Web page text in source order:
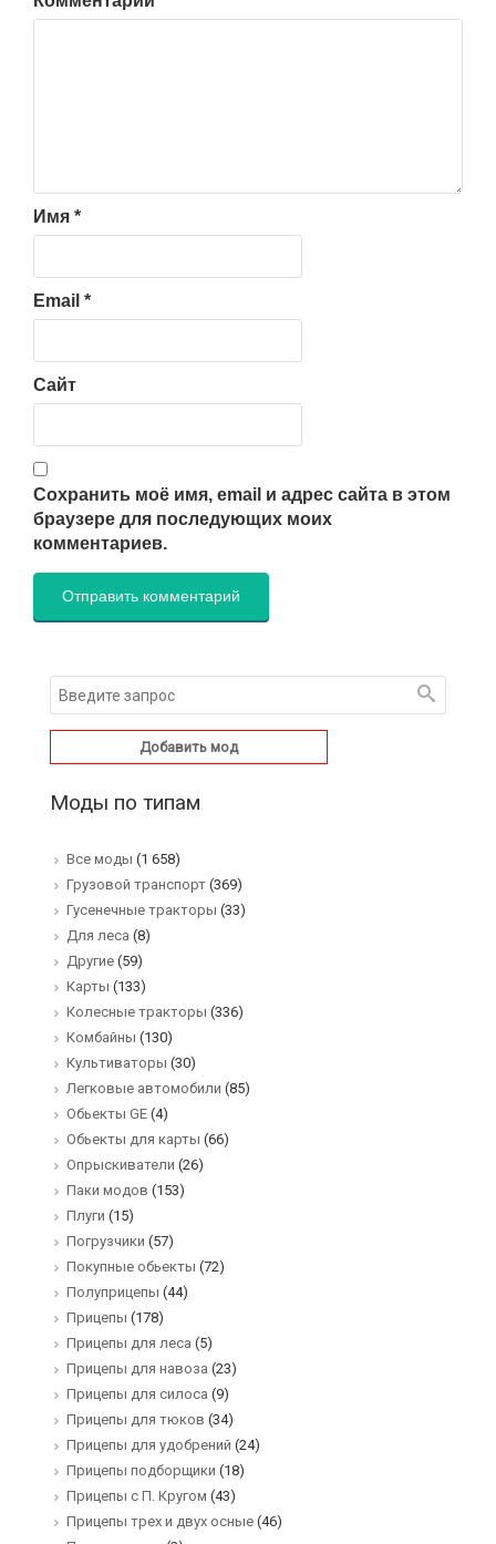
Имя *
Email *
Сайт
Сохранить моё имя, email и адрес сайта в этом
браузере для последующих моих
комментариев.
Добавить мод
Моды по типам
Все моды (1 658)
Грузовой транспорт (369)
Гусенечные тракторы (33)
Для леса (8)
Другие (59)
Карты (133)
Колесные тракторы (336)
Комбайны (130)
Культиваторы (30)
Легковые автомобили (85)
Обьекты GE (4)
Обьекты для карты (66)
Опрыскиватели (26)
Паки модов (153)
Плуги (15)
Погрузчики (57)
Покупные обьекты (72)
Полуприцепы (44)
Прицепы (178)
Прицепы для леса (5)
Прицепы для навоза (23)
Прицепы для силоса (9)
Прицепы для тюков (34)
Прицепы для удобрений (24)
Прицепы подборщики (18)
Прицепы с П. Кругом (43)
Прицепы трех и двух осные (46)